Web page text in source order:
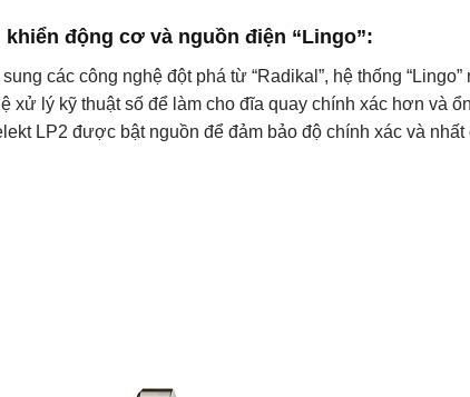
khiển động cơ và nguồn điện “Lingo”:
các công nghệ đột phá từ “Radikal”, hệ thống
xử lý kỹ thuật số để làm cho đĩa quay chính xác hơn và
LP2 được bật nguồn để đảm bảo độ chính xác và nhất